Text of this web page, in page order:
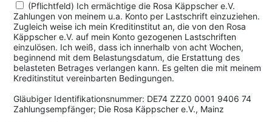
(Pflichtfeld) Ich ermächtige die Rosa Käppscher e.V.
Zahlungen von meinem u.a. Konto per Lastschrift einzuziehen.
Zugleich weise ich mein Kreditinstitut an, die von den Rosa
Käppscher e.V. auf mein Konto gezogenen Lastschriften
einzulösen. Ich weiß, dass ich innerhalb von acht Wochen,
beginnend mit dem Belastungsdatum, die Erstattung des
belasteten Betrages verlangen kann. Es gelten die mit meinem
Kreditinstitut vereinbarten Bedingungen.
Gläubiger Identifikationsnummer: DE74 ZZZ0 0001 9406 74
Zahlungsempfänger; Die Rosa Käppscher e.V., Mainz